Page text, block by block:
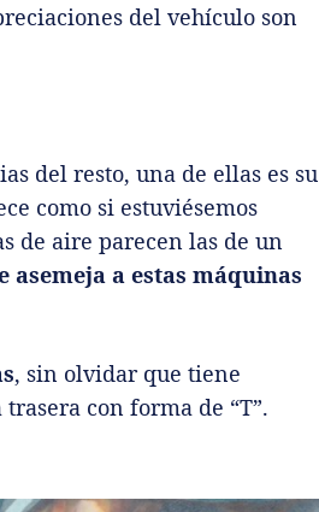
del vehículo son
del resto, una de ellas es su
como si estuviésemos
de aire parecen las de un
asemeja a estas máquinas
, sin olvidar que tiene
con forma de “T”.